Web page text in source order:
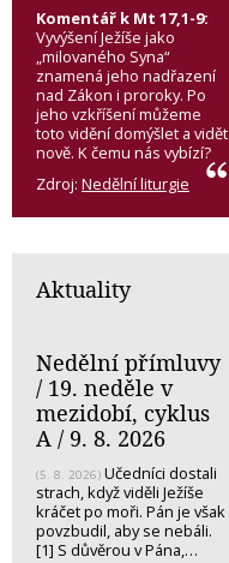
Komentář k Mt 17,1-9:
Vyvýšení Ježíše jako
„milovaného Syna“
znamená jeho nadřazení
nad Zákon i proroky. Po
jeho vzkříšení můžeme
toto vidění domýšlet a vidět
nově. K čemu nás vybízí?
Zdroj: Nedělní liturgie
Aktuality
Nedělní přímluvy
/ 19. neděle v
mezidobí, cyklus
A / 9. 8. 2026
(5. 8. 2026) Učedníci dostali
strach, když viděli Ježíše
kráčet po moři. Pán je však
povzbudil, aby se nebáli.
[1] S důvěrou v Pána,…